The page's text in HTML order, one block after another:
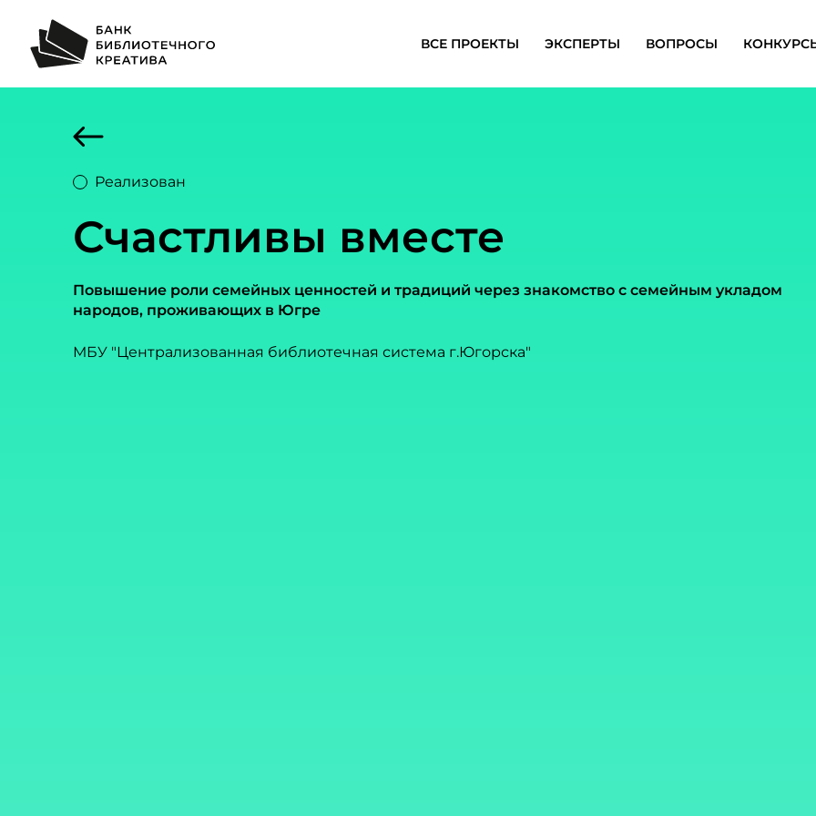
ВСЕ ПРОЕКТЫ ЭКСПЕРТЫ ВОПРОСЫ
Реализован
Счастливы вместе
Повышение роли семейных ценностей и традиций через знакомство с семейным укладом
народов, проживающих в Югре
МБУ "Централизованная библиотечная система г.Югорска"